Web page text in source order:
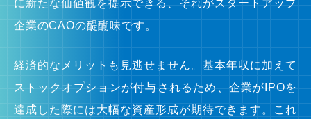
に新たな価値観を提示できる、それがスタートアップ
企業のCAOの醍醐味です。
経済的なメリットも見逃せません。基本年収に加えて
ストックオプションが付与されるため、企業がIPOを
達成した際には大幅な資産形成が期待できます。これ